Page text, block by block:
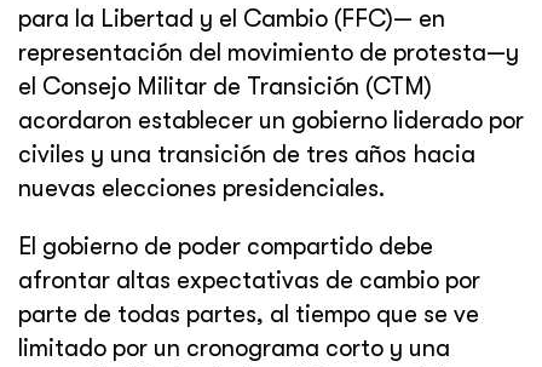
para la Libertad y el Cambio (FFC)— en
representación del movimiento de protesta—y
el Consejo Militar de Transición (CTM)
acordaron establecer un gobierno liderado por
civiles y una transición de tres años hacia
nuevas elecciones presidenciales.
El gobierno de poder compartido debe
afrontar altas expectativas de cambio por
parte de todas partes, al tiempo que se ve
limitado por un cronograma corto y una